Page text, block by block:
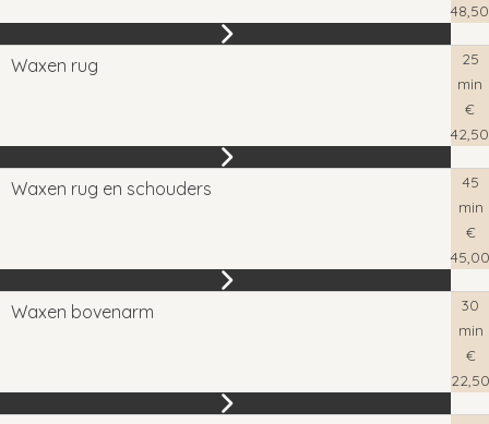
48,50
Waxen rug
25
min
€
42,50
Waxen rug en schouders
45
min
€
45,00
Waxen bovenarm
30
min
€
22,50